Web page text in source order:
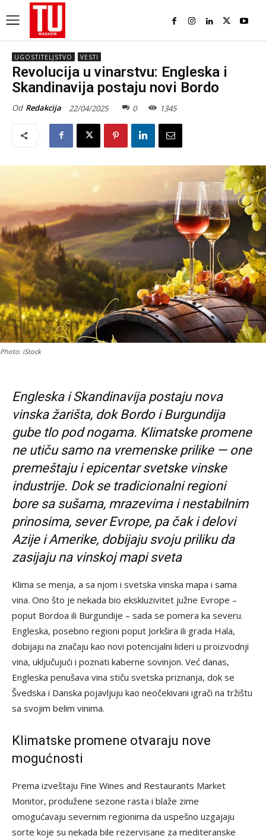
UGOSTITELJSTVO VESTI
Revolucija u vinarstvu: Engleska i
Skandinavija postaju novi Bordo
Od Redakcija 22/04/2025 0 1345
Photo: iStock
Engleska i Skandinavija postaju nova
vinska žarišta, dok Bordo i Burgundija
gube tlo pod nogama. Klimatske promene
ne utiču samo na vremenske prilike — one
premeštaju i epicentar svetske vinske
industrije. Dok se tradicionalni regioni
bore sa sušama, mrazevima i nestabilnim
prinosima, sever Evrope, pa čak i delovi
Azije i Amerike, dobijaju svoju priliku da
zasijaju na vinskoj mapi sveta
Klima se menja, a sa njom i svetska vinska mapa i sama
vina. Ono što je nekada bio ekskluzivitet južne Evrope –
poput Bordoa ili Burgundije – sada se pomera ka severu.
Engleska, posebno regioni poput Jorkšira ili grada Hala,
dobijaju na značaju kao novi potencijalni lideri u proizvodnji
vina, uključujući i poznati kaberne sovinjon. Već danas,
Engleska penušava vina stiču svetska priznanja, dok se
Švedska i Danska pojavljuju kao neočekivani igrači na tržištu
sa svojim belim vinima.
Klimatske promene otvaraju nove
mogućnosti
Prema izveštaju Fine Wines and Restaurants Market
Monitor, produžene sezone rasta i blaže zime
omogućavaju severnim regionima da uspešno uzgajaju
sorte koje su nekada bile rezervisane za mediteranske